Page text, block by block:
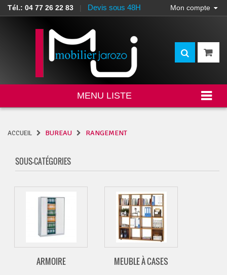
Tél.: 04 77 26 22 83 | Devis sous 48H Mon compte
MENU LISTE
ACCUEIL BUREAU RANGEMENT
SOUS-CATÉGORIES
ARMOIRE MEUBLE À CASES